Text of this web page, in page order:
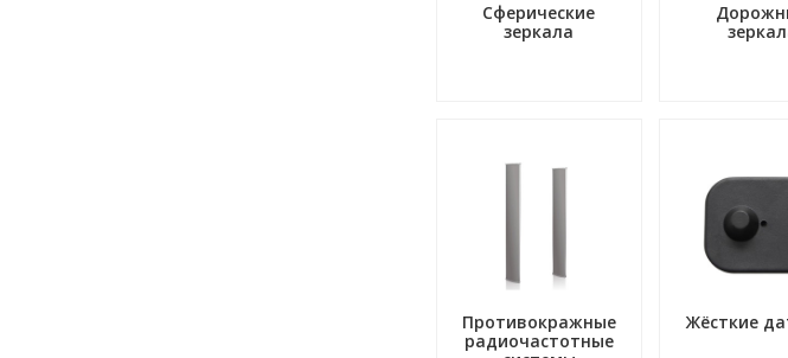
Сферические
зеркала
Противокражные
радиочастотные
Жёсткие